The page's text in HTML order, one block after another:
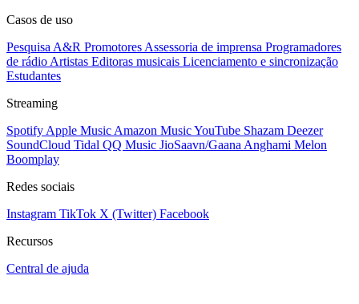
Casos de uso
Pesquisa A&R Promotores Assessoria de imprensa Programadores
de rádio Artistas Editoras musicais Licenciamento e sincronização
Estudantes
Streaming
Spotify Apple Music Amazon MusicYouTube Shazam Deezer
SoundCloud Tidal QQ Music JioSaavn/Gaana Anghami Melon
Boomplay
Redes sociais
Instagram TikTok X (Twitter) Facebook
Recursos
Central de ajuda